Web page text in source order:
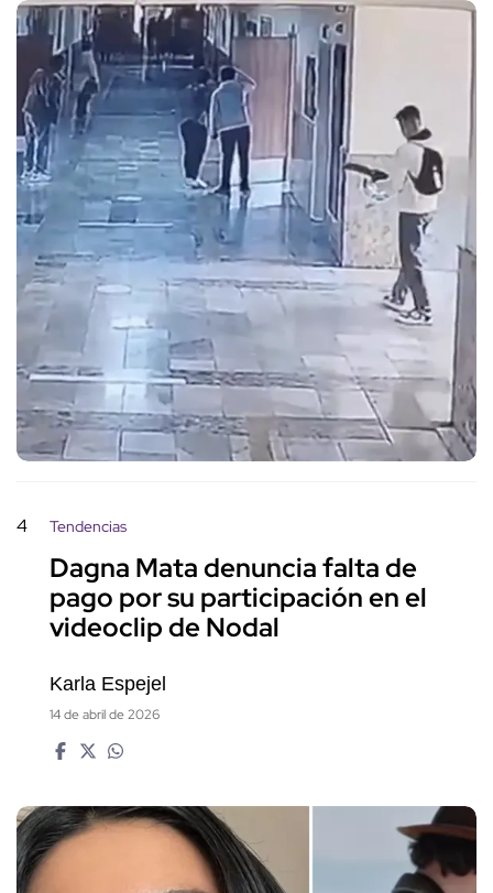
4 Tendencias
Dagna Mata denuncia falta de
pago por su participación en el
videoclip de Nodal
Karla Espejel
14 de abril de 2026